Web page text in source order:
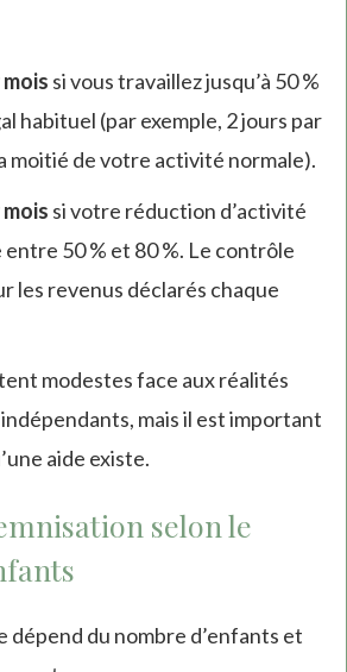
si vous travaillez jusqu’à 50 %
habituel (par exemple, 2 jours par
moitié de votre activité normale).
si votre réduction d’activité
50 % et 80 %. Le contrôle
les revenus déclarés chaque
modestes face aux réalités
mais il est important
aide existe.
selon le
dépend du nombre d’enfants et